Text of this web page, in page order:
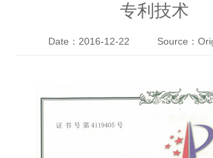
专利技术
Date：2016-12-22 Source：